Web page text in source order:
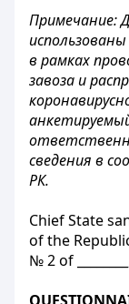
Примечание:
в рамках
завоза и
сведения в
РК.
Chief State
of the
№ 2 of ________,